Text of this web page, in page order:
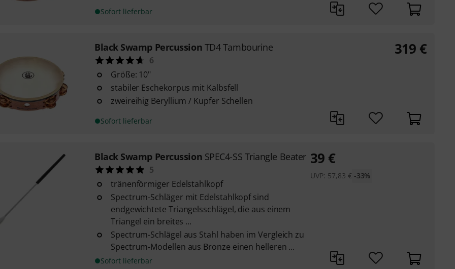
Sofort lieferbar
Black Swamp Percussion TD4 Tambourine
6
Größe: 10"
stabiler Eschekorpus mit Kalbsfell
zweireihig Beryllium / Kupfer Schellen
Sofort lieferbar
319 €
Black Swamp Percussion SPEC4-SS Triangle Beater
5
tränenförmiger Edelstahlkopf
Spectrum-Schläger mit Edelstahlkopf sind
endgewichtete Triangelsschlägel, die aus einem
Triangel ein breites ...
Spectrum-Schlägel aus Stahl haben im Vergleich zu
Spectrum-Modellen aus Bronze einen helleren ...
Sofort lieferbar
39 €
UVP: 57,83 € -33%